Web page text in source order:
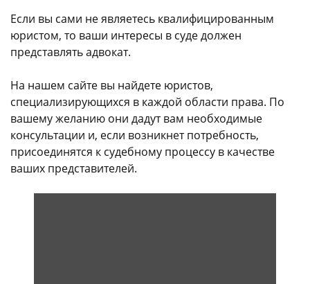
Если вы сами не являетесь квалифицированным
юристом, то ваши интересы в суде должен
представлять адвокат.
На нашем сайте вы найдете юристов,
специализирующихся в каждой области права. По
вашему желанию они дадут вам необходимые
консультации и, если возникнет потребность,
присоединятся к судебному процессу в качестве
ваших представителей.